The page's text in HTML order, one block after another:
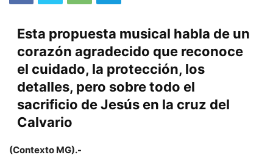
Esta propuesta musical habla de un
corazón agradecido que reconoce
el cuidado, la protección, los
detalles, pero sobre todo el
sacrificio de Jesús en la cruz del
Calvario
(Contexto MG).-